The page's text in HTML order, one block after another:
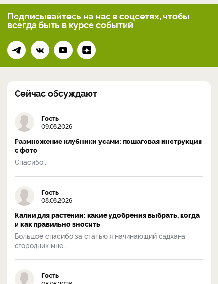
Подписывайтесь на нас в соцсетях, чтобы
всегдабыть в курсе событий
Сейчас обсуждают
Гость
09.08.2026
Размножение клубники усами: пошаговая инструкция
с фото
Спасибо...
Гость
08.08.2026
Калий для растений: какие удобрения выбрать, когда
и как правильно вносить
Большое спасибо за статью я начинающий садхана
огородник мне...
Гость